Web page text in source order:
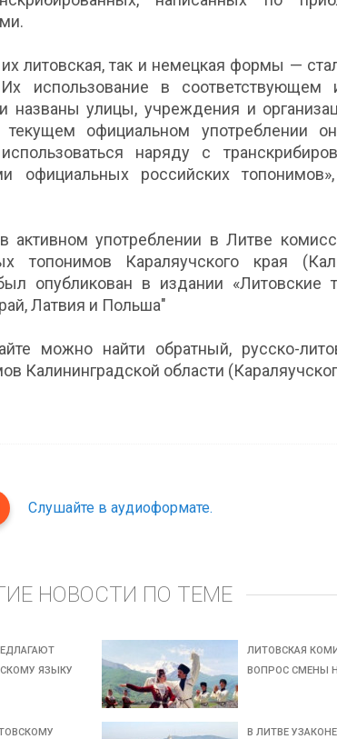
литовская, так и немецкая формы —
использование в соответствующем
названы улицы, учреждения и
официальном употреблении
наряду с
официальных российских
активном употреблении в Литве
топонимов Караляучского края
опубликован в издании «Литовские
Латвия и Польша"
можно найти обратный, русско-
Калининградской области
Слушайте в аудиоформате.
НОВОСТИ ПО ТЕМЕ
ЯЗЫКУ
ЛИТОВСКАЯ
ВОПРОС СМЕНЫ
В ЛИТВЕ